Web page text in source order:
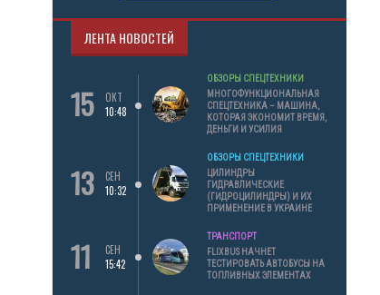
ЛЕНТА НОВОСТЕЙ
15
ОКТ
10:48
ОБЗОРЫ СПЕЦТЕХНИКИ
МНОГОФУНКЦИОНАЛЬНАЯ
СПЕЦТЕХНИКА – МАШИНА,
КОТОРАЯ ЭКОНОМИТ ВРЕМЯ,
ДЕНЬГИ И УСИЛИЯ
13
СЕН
10:32
ОБЗОРЫ СПЕЦТЕХНИКИ
ЦИЛИНДРЫ
ГИДРАВЛИЧЕСКИЕ
(ГИДРОЦИЛИНДРЫ) И ИХ
ПРИМЕНЕНИЕ В УКРАИНЕ
11
СЕН
15:42
ТРАНСПОРТ
FLIXBUS НАЧНЕТ
ТЕСТИРОВАТЬ АВТОБУСЫ НА
ТОПЛИВНЫХ ЭЛЕМЕНТАХ